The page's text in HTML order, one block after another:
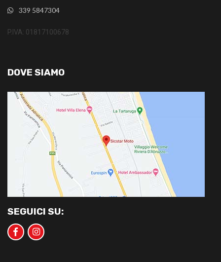
339 5847304
P.IVA: 01817100678
DOVE SIAMO
SEGUICI SU: